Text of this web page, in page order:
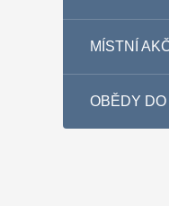
MÍSTNÍ
OBĚDY DO